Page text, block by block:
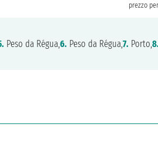
prezzo
Peso da Régua,6. Peso da Régua,7. Porto,8.